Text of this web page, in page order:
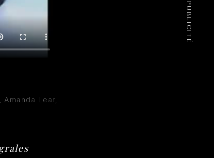
PUBLICITÉ
Lear,